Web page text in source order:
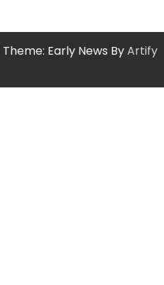
Theme: Early News ByArtify